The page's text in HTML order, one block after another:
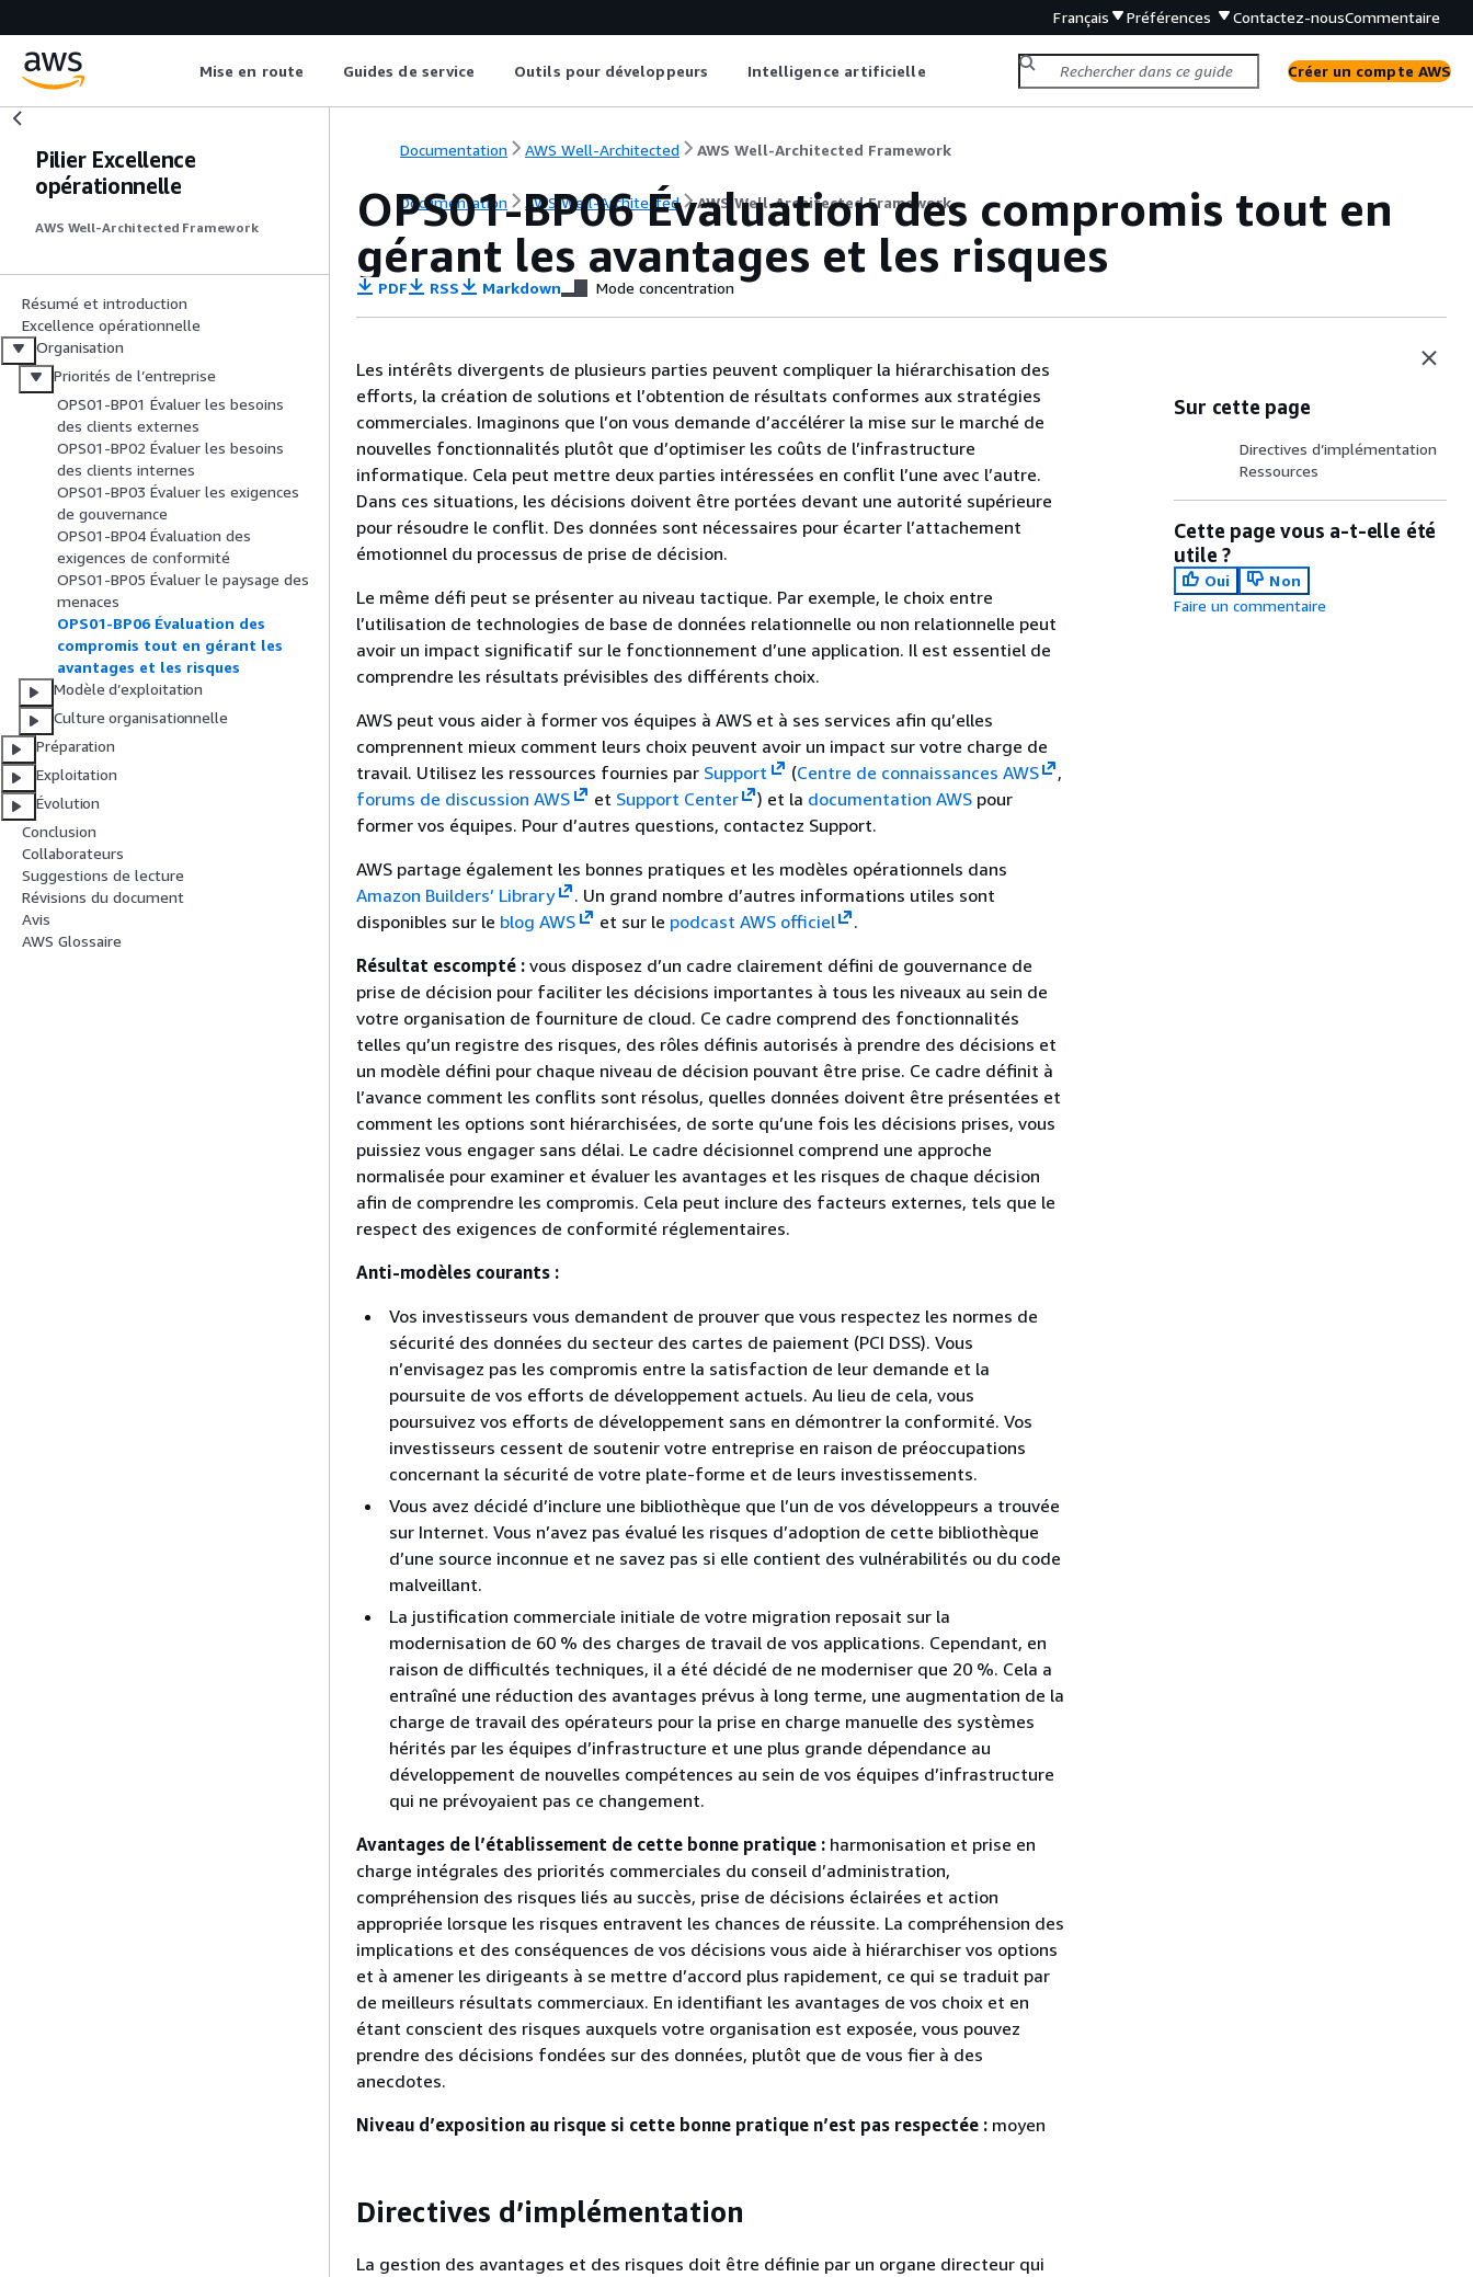
Français Préférences Contactez-nousCommentaire
Mise en route Guides de service Outils pour développeurs Intelligence artificielle Créer un compte AWS
Pilier Excellence
opérationnelle
AWS Well-Architected Framework
Résumé et introduction
Excellence opérationnelle
Organisation
Priorités de l’entreprise
OPS01-BP01 Évaluer les besoins
des clients externes
OPS01-BP02 Évaluer les besoins
des clients internes
OPS01-BP03 Évaluer les exigences
de gouvernance
OPS01-BP04 Évaluation des
exigences de conformité
OPS01-BP05 Évaluer le paysage des
menaces
OPS01-BP06 Évaluation des
compromis tout en gérant les
avantages et les risques
Modèle d’exploitation
Culture organisationnelle
Préparation
Exploitation
Évolution
Conclusion
Collaborateurs
Suggestions de lecture
Révisions du document
Avis
AWS Glossaire
Documentation AWS Well-Architected AWS Well-Architected Framework
Documentation AWS Well-Architected AWS Well-Architected Framework
OPS01-BP06 Évaluation des compromis tout en
gérant les avantages et les risques
PDF RSS Markdown Mode concentration
Les intérêts divergents de plusieurs parties peuvent compliquer la hiérarchisation des
efforts, la création de solutions et l’obtention de résultats conformes aux stratégies
commerciales. Imaginons que l’on vous demande d’accélérer la mise sur le marché de
nouvelles fonctionnalités plutôt que d’optimiser les coûts de l’infrastructure
informatique. Cela peut mettre deux parties intéressées en conflit l’une avec l’autre.
Dans ces situations, les décisions doivent être portées devant une autorité supérieure
pour résoudre le conflit. Des données sont nécessaires pour écarter l’attachement
émotionnel du processus de prise de décision.
Le même défi peut se présenter au niveau tactique. Par exemple, le choix entre
l’utilisation de technologies de base de données relationnelle ou non relationnelle peut
avoir un impact significatif sur le fonctionnement d’une application. Il est essentiel de
comprendre les résultats prévisibles des différents choix.
AWS peut vous aider à former vos équipes à AWS et à ses services afin qu’elles
comprennent mieux comment leurs choix peuvent avoir un impact sur votre charge de
travail. Utilisez les ressources fournies par Support (Centre de connaissances AWS
,
forums de discussion AWS
et Support Center ) et la documentation AWS pour
former vos équipes. Pour d’autres questions, contactez Support.
AWS partage également les bonnes pratiques et les modèles opérationnels dans
Amazon Builders’ Library
. Un grand nombre d’autres informations utiles sont
disponibles sur le blog AWS et sur le podcast AWS officiel
.
Résultat escompté : vous disposez d’un cadre clairement défini de gouvernance de
prise de décision pour faciliter les décisions importantes à tous les niveaux au sein de
votre organisation de fourniture de cloud. Ce cadre comprend des fonctionnalités
telles qu’un registre des risques, des rôles définis autorisés à prendre des décisions et
un modèle défini pour chaque niveau de décision pouvant être prise. Ce cadre définit à
l’avance comment les conflits sont résolus, quelles données doivent être présentées et
comment les options sont hiérarchisées, de sorte qu’une fois les décisions prises, vous
puissiez vous engager sans délai. Le cadre décisionnel comprend une approche
normalisée pour examiner et évaluer les avantages et les risques de chaque décision
afin de comprendre les compromis. Cela peut inclure des facteurs externes, tels que le
respect des exigences de conformité réglementaires.
Anti-modèles courants :
Vos investisseurs vous demandent de prouver que vous respectez les normes de
sécurité des données du secteur des cartes de paiement (PCI DSS). Vous
n’envisagez pas les compromis entre la satisfaction de leur demande et la
poursuite de vos efforts de développement actuels. Au lieu de cela, vous
poursuivez vos efforts de développement sans en démontrer la conformité. Vos
investisseurs cessent de soutenir votre entreprise en raison de préoccupations
concernant la sécurité de votre plate-forme et de leurs investissements.
Vous avez décidé d’inclure une bibliothèque que l’un de vos développeurs a trouvée
sur Internet. Vous n’avez pas évalué les risques d’adoption de cette bibliothèque
d’une source inconnue et ne savez pas si elle contient des vulnérabilités ou du code
malveillant.
La justification commerciale initiale de votre migration reposait sur la
modernisation de 60 % des charges de travail de vos applications. Cependant, en
raison de difficultés techniques, il a été décidé de ne moderniser que 20 %. Cela a
entraîné une réduction des avantages prévus à long terme, une augmentation de la
charge de travail des opérateurs pour la prise en charge manuelle des systèmes
hérités par les équipes d’infrastructure et une plus grande dépendance au
développement de nouvelles compétences au sein de vos équipes d’infrastructure
qui ne prévoyaient pas ce changement.
Avantages de l’établissement de cette bonne pratique : harmonisation et prise en
charge intégrales des priorités commerciales du conseil d’administration,
compréhension des risques liés au succès, prise de décisions éclairées et action
appropriée lorsque les risques entravent les chances de réussite. La compréhension des
implications et des conséquences de vos décisions vous aide à hiérarchiser vos options
et à amener les dirigeants à se mettre d’accord plus rapidement, ce qui se traduit par
de meilleurs résultats commerciaux. En identifiant les avantages de vos choix et en
étant conscient des risques auxquels votre organisation est exposée, vous pouvez
prendre des décisions fondées sur des données, plutôt que de vous fier à des
anecdotes.
Niveau d’exposition au risque si cette bonne pratique n’est pas respectée : moyen
Directives d’implémentation
La gestion des avantages et des risques doit être définie par un organe directeur qui
Sur cette page
Directives d’implémentation
Ressources
Cette page vous a-t-elle été
utile ?
Oui
Non
Faire un commentaire